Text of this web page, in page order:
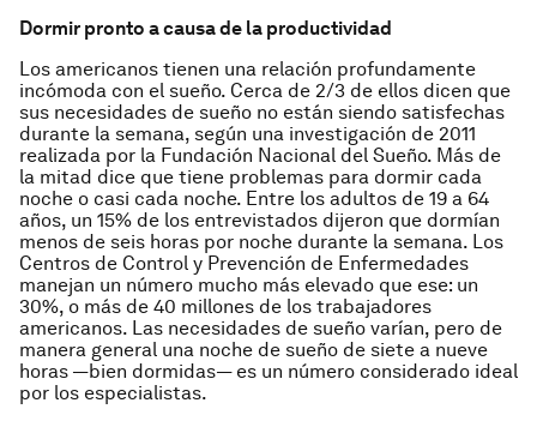
Dormir pronto a causa de la productividad
Los americanos tienen una relación profundamente
incómoda con el sueño. Cerca de 2/3 de ellos dicen que
sus necesidades de sueño no están siendo satisfechas
durante la semana, según una investigación de 2011
realizada por la Fundación Nacional del Sueño. Más de
la mitad dice que tiene problemas para dormir cada
noche o casi cada noche. Entre los adultos de 19 a 64
años, un 15% de los entrevistados dijeron que dormían
menos de seis horas por noche durante la semana. Los
Centros de Control y Prevención de Enfermedades
manejan un número mucho más elevado que ese: un
30%, o más de 40 millones de los trabajadores
americanos. Las necesidades de sueño varían, pero de
manera general una noche de sueño de siete a nueve
horas —bien dormidas— es un número considerado ideal
por los especialistas.